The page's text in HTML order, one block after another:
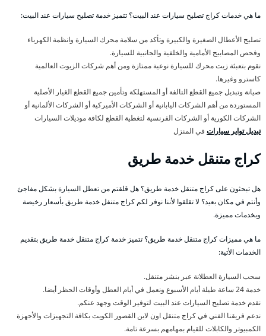
ما هي خدمات كراج تصليح سيارات عند البيت؟ تتميز خدمة تصليح سيارات عند البيت:
تصليح الأعطال الصغيرة والكبيرة وتأكد من سلامة محرك السيارة وانظمة الكهرباء
وفحص المصابيح الأمامية والخلفية والجانبية للسيارة.
نقوم بتعبئة زيت محرك للسيارة نوعية ممتازة ومن أهم شركات الزيوت العالمية
كاسترو وغيرها.
صيانة وتبديل جميع القطع التالفة أو المستهلكة وتأمين جميع القطع الغيار الأصلية
المستوردة من أهم الشركات اليابانية أو الشركات الأميركية أو الشركات الألمانية أو
الشركات الكورية أو الشركات الفرنسية لتغطية القطع لكافة موديلات السيارات
تبديل تواير سيارات في المنزل
كراج متنقل خدمة طريق
هل تبحثون على كراج متنقل خدمة طريق؟ هل قلقتم من تعطل السيارة بشكل مفاجئ
وأنتم في مكان بعيد؟ لا تقلقوا لأننا نوفر لكم كراج متنفل خدمة طريق بأسعار رخيصة
وبخدمات مميزة.
ما هي مميزات كراج متنقل خدمة طريق؟ تتميز خدمة كراج متنقل خدمة طريق بتقديم
الخدمات الأتية:
سحب السيارة العطلانة عبر بنشر متنقل.
خدمة 24 ساعة طيلة أيام الأسبوع ونعمل في أيام العطل وأوقات الحظر أيضا.
نقدم خدمة تصليح السيارات عند البيت لتوفير الوقت وجهد عنكم.
ندعم فريقنا الفني في كراج متنقل اون لاين القصور الكويت بكافة التجهيزات والأجهزة
الكمبيوتر والكابلات للقيام بمهامهم بسرعة تامة.